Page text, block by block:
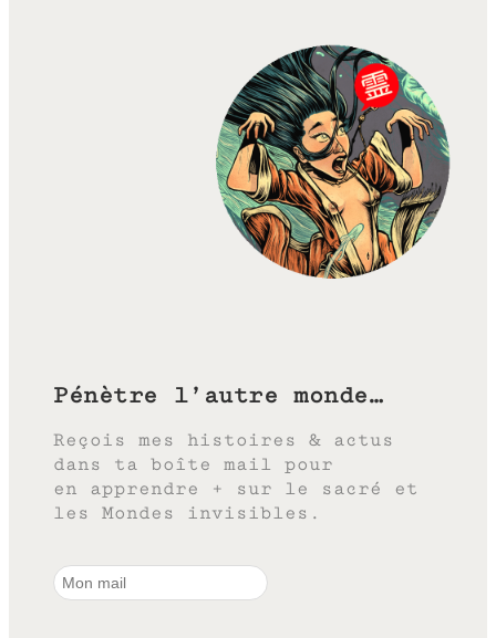
Pénètre l’autre monde…
Reçois mes histoires & actus
dans ta boîte mail pour
en apprendre + sur le sacré et
les Mondes invisibles.